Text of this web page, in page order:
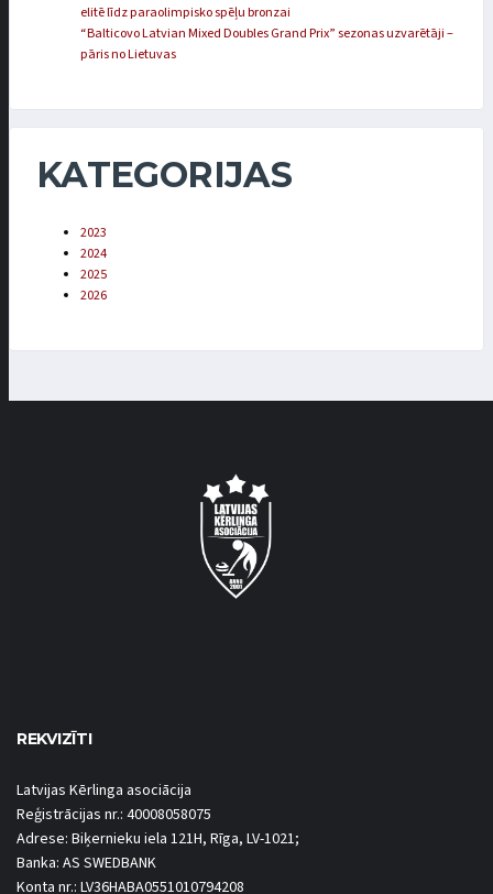
elitē līdz paraolimpisko spēļu bronzai
“Balticovo Latvian Mixed Doubles Grand Prix” sezonas uzvarētāji –
pāris no Lietuvas
KATEGORIJAS
2023
2024
2025
2026
REKVIZĪTI
Latvijas Kērlinga asociācija
Reģistrācijas nr.: 40008058075
Adrese: Biķernieku iela 121H, Rīga, LV-1021;
Banka: AS SWEDBANK
Konta nr.: LV36HABA0551010794208